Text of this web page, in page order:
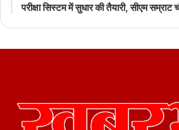
परीक्षा सिस्टम में सुधार की तैयारी, सीएम